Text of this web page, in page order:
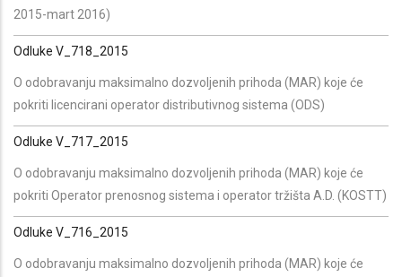
2015-mart 2016)
Odluke V_718_2015
O odobravanju maksimalno dozvoljenih prihoda (MAR) koje će
pokriti licencirani operator distributivnog sistema (ODS)
Odluke V_717_2015
O odobravanju maksimalno dozvoljenih prihoda (MAR) koje će
pokriti Operator prenosnog sistema i operator tržišta A.D. (KOSTT)
Odluke V_716_2015
O odobravanju maksimalno dozvoljenih prihoda (MAR) koje će